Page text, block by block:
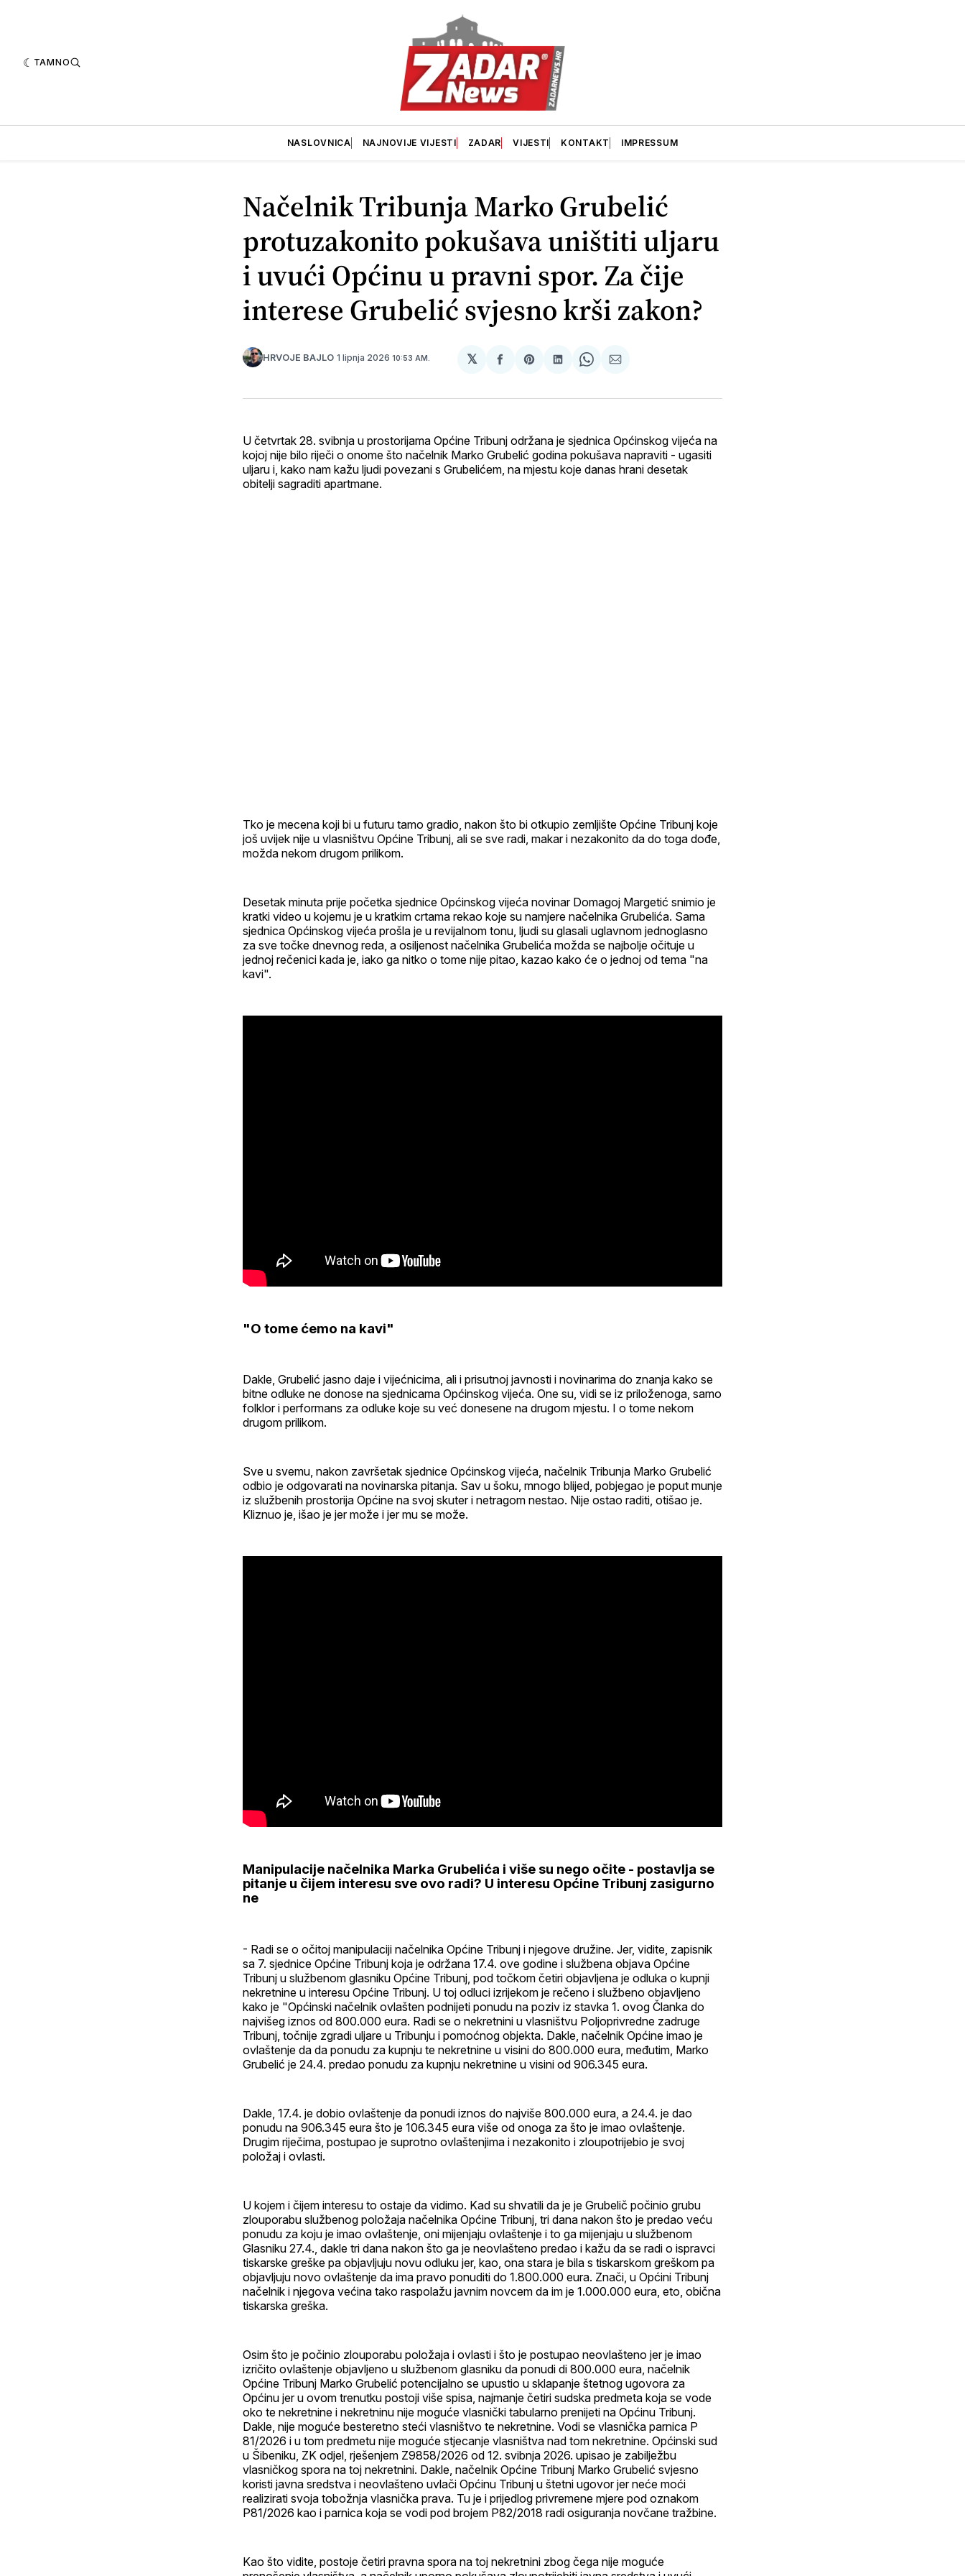
TAMNO
NASLOVNICA NAJNOVIJE VIJESTI ZADAR VIJESTI KONTAKT IMPRESSUM
Načelnik Tribunja Marko Grubelić
protuzakonito pokušava uništiti uljaru
i uvući Općinu u pravni spor. Za čije
interese Grubelić svjesno krši zakon?
HRVOJE BAJLO 1 lipnja 2026 10:53 AM. 𝕏
podijeli
Facebook
Sharepodijeli
LinkedIn
Sharepodijeli
maila
U četvrtak 28. svibnja u prostorijama Općine Tribunj održana je sjednica Općinskog vijeća na
kojoj nije bilo riječi o onome što načelnik Marko Grubelić godina pokušava napraviti - ugasiti
uljaru i, kako nam kažu ljudi povezani s Grubelićem, na mjestu koje danas hrani desetak
obitelji sagraditi apartmane.
Tko je mecena koji bi u futuru tamo gradio, nakon što bi otkupio zemljište Općine Tribunj koje
još uvijek nije u vlasništvu Općine Tribunj, ali se sve radi, makar i nezakonito da do toga dođe,
možda nekom drugom prilikom.
Desetak minuta prije početka sjednice Općinskog vijeća novinar Domagoj Margetić snimio je
kratki video u kojemu je u kratkim crtama rekao koje su namjere načelnika Grubelića. Sama
sjednica Općinskog vijeća prošla je u revijalnom tonu, ljudi su glasali uglavnom jednoglasno
za sve točke dnevnog reda, a osiljenost načelnika Grubelića možda se najbolje očituje u
jednoj rečenici kada je, iako ga nitko o tome nije pitao, kazao kako će o jednoj od tema "na
kavi".
"O tome ćemo na kavi"
Dakle, Grubelić jasno daje i vijećnicima, ali i prisutnoj javnosti i novinarima do znanja kako se
bitne odluke ne donose na sjednicama Općinskog vijeća. One su, vidi se iz priloženoga, samo
folklor i performans za odluke koje su već donesene na drugom mjestu. I o tome nekom
drugom prilikom.
Sve u svemu, nakon završetak sjednice Općinskog vijeća, načelnik Tribunja Marko Grubelić
odbio je odgovarati na novinarska pitanja. Sav u šoku, mnogo blijed, pobjegao je poput munje
iz službenih prostorija Općine na svoj skuter i netragom nestao. Nije ostao raditi, otišao je.
Kliznuo je, išao je jer može i jer mu se može.
Manipulacije načelnika Marka Grubelića i više su nego očite - postavlja se
pitanje u čijem interesu sve ovo radi? U interesu Općine Tribunj zasigurno
ne
- Radi se o očitoj manipulaciji načelnika Općine Tribunj i njegove družine. Jer, vidite, zapisnik
sa 7. sjednice Općine Tribunj koja je održana 17.4. ove godine i službena objava Općine
Tribunj u službenom glasniku Općine Tribunj, pod točkom četiri objavljena je odluka o kupnji
nekretnine u interesu Općine Tribunj. U toj odluci izrijekom je rečeno i službeno objavljeno
kako je "Općinski načelnik ovlašten podnijeti ponudu na poziv iz stavka 1. ovog Članka do
najvišeg iznos od 800.000 eura. Radi se o nekretnini u vlasništvu Poljoprivredne zadruge
Tribunj, točnije zgradi uljare u Tribunju i pomoćnog objekta. Dakle, načelnik Općine imao je
ovlaštenje da da ponudu za kupnju te nekretnine u visini do 800.000 eura, međutim, Marko
Grubelić je 24.4. predao ponudu za kupnju nekretnine u visini od 906.345 eura.
Dakle, 17.4. je dobio ovlaštenje da ponudi iznos do najviše 800.000 eura, a 24.4. je dao
ponudu na 906.345 eura što je 106.345 eura više od onoga za što je imao ovlaštenje.
Drugim riječima, postupao je suprotno ovlaštenjima i nezakonito i zloupotrijebio je svoj
položaj i ovlasti.
U kojem i čijem interesu to ostaje da vidimo. Kad su shvatili da je je Grubelič počinio grubu
zlouporabu službenog položaja načelnika Općine Tribunj, tri dana nakon što je predao veću
ponudu za koju je imao ovlaštenje, oni mijenjaju ovlaštenje i to ga mijenjaju u službenom
Glasniku 27.4., dakle tri dana nakon što ga je neovlašteno predao i kažu da se radi o ispravci
tiskarske greške pa objavljuju novu odluku jer, kao, ona stara je bila s tiskarskom greškom pa
objavljuju novo ovlaštenje da ima pravo ponuditi do 1.800.000 eura. Znači, u Općini Tribunj
načelnik i njegova većina tako raspolažu javnim novcem da im je 1.000.000 eura, eto, obična
tiskarska greška.
Osim što je počinio zlouporabu položaja i ovlasti i što je postupao neovlašteno jer je imao
izričito ovlaštenje objavljeno u službenom glasniku da ponudi di 800.000 eura, načelnik
Općine Tribunj Marko Grubelić potencijalno se upustio u sklapanje štetnog ugovora za
Općinu jer u ovom trenutku postoji više spisa, najmanje četiri sudska predmeta koja se vode
oko te nekretnine i nekretninu nije moguće vlasnički tabularno prenijeti na Općinu Tribunj.
Dakle, nije moguće besteretno steći vlasništvo te nekretnine. Vodi se vlasnička parnica P
81/2026 i u tom predmetu nije moguće stjecanje vlasništva nad tom nekretnine. Općinski sud
u Šibeniku, ZK odjel, rješenjem Z9858/2026 od 12. svibnja 2026. upisao je zabilježbu
vlasničkog spora na toj nekretnini. Dakle, načelnik Općine Tribunj Marko Grubelić svjesno
koristi javna sredstva i neovlašteno uvlači Općinu Tribunj u štetni ugovor jer neće moći
realizirati svoja tobožnja vlasnička prava. Tu je i prijedlog privremene mjere pod oznakom
P81/2026 kao i parnica koja se vodi pod brojem P82/2018 radi osiguranja novčane tražbine.
Kao što vidite, postoje četiri pravna spora na toj nekretnini zbog čega nije moguće